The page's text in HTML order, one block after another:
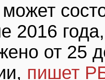
2016
от 25
пишет